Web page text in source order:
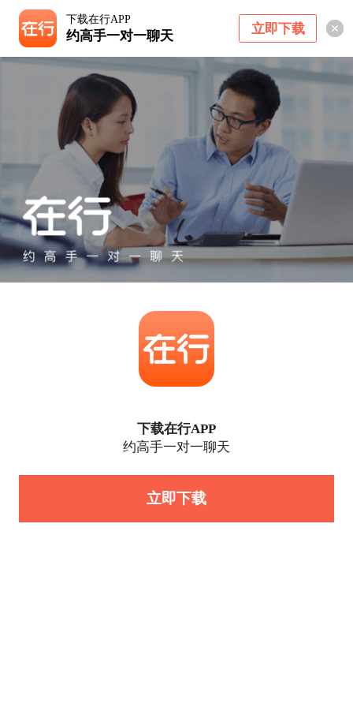
下载在行APP
约高手一对一聊天 立即下载
下载在行APP
约高手一对一聊天
立即下载